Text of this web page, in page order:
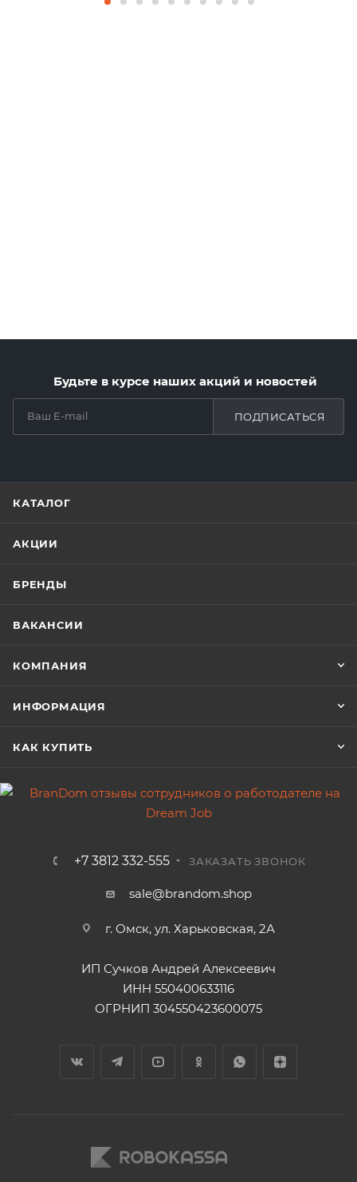
Будьте в курсе наших акций и новостей
ПОДПИСАТЬСЯ
КАТАЛОГ
АКЦИИ
БРЕНДЫ
ВАКАНСИИ
КОМПАНИЯ
ИНФОРМАЦИЯ
КАК КУПИТЬ
+7 3812 332-555 ЗАКАЗАТЬ ЗВОНОК
sale@brandom.shop
г. Омск, ул. Харьковская, 2А
ИП Сучков Андрей Алексеевич
ИНН 550400633116
ОГРНИП 304550423600075